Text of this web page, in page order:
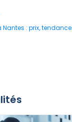
: prix,